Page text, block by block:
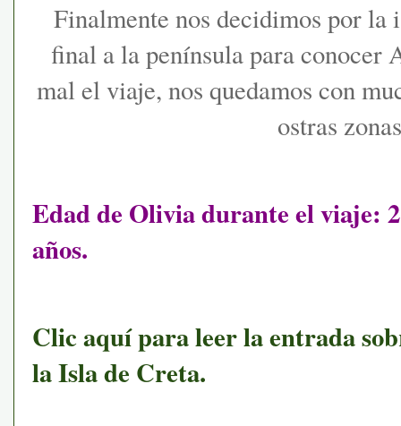
Finalmente nos decidimos por la
final a la península para conocer
mal el viaje, nos quedamos con
ostras
Edad de Olivia durante el viaje: 2
años.
Clic aquí para leer la entrada
la Isla de Creta.